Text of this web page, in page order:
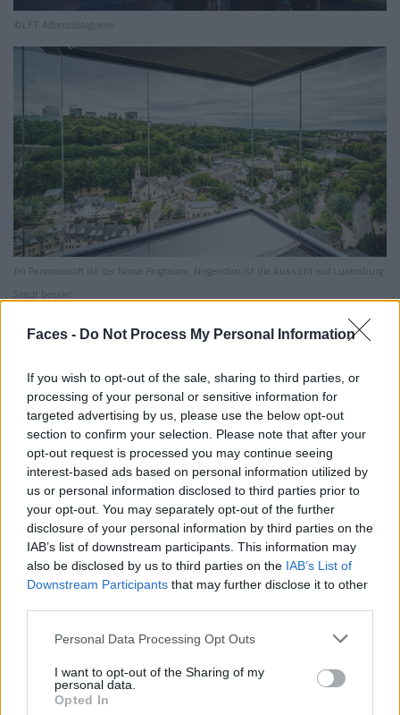
Faces - Do Not Process My Personal Information
If you wish to opt-out of the sale, sharing to third parties, or
processing of your personal or sensitive information for
targeted advertising by us, please use the below opt-out
section to confirm your selection. Please note that after your
opt-out request is processed you may continue seeing
interest-based ads based on personal information utilized by
us or personal information disclosed to third parties prior to
your opt-out. You may separately opt-out of the further
disclosure of your personal information by third parties on the
IAB’s list of downstream participants. This information may
also be disclosed by us to third parties on the IAB’s List of
Downstream Participants that may further disclose it to other
Personal Data Processing Opt Outs
I want to opt-out of the Sharing of my
personal data.
Opted In
©LFT AlfonsoSalgueiro
Im Panoramalift ist der Name Programm: Nirgendwo ist die Aussicht auf Luxemburg
Stadt besser!
The Diary